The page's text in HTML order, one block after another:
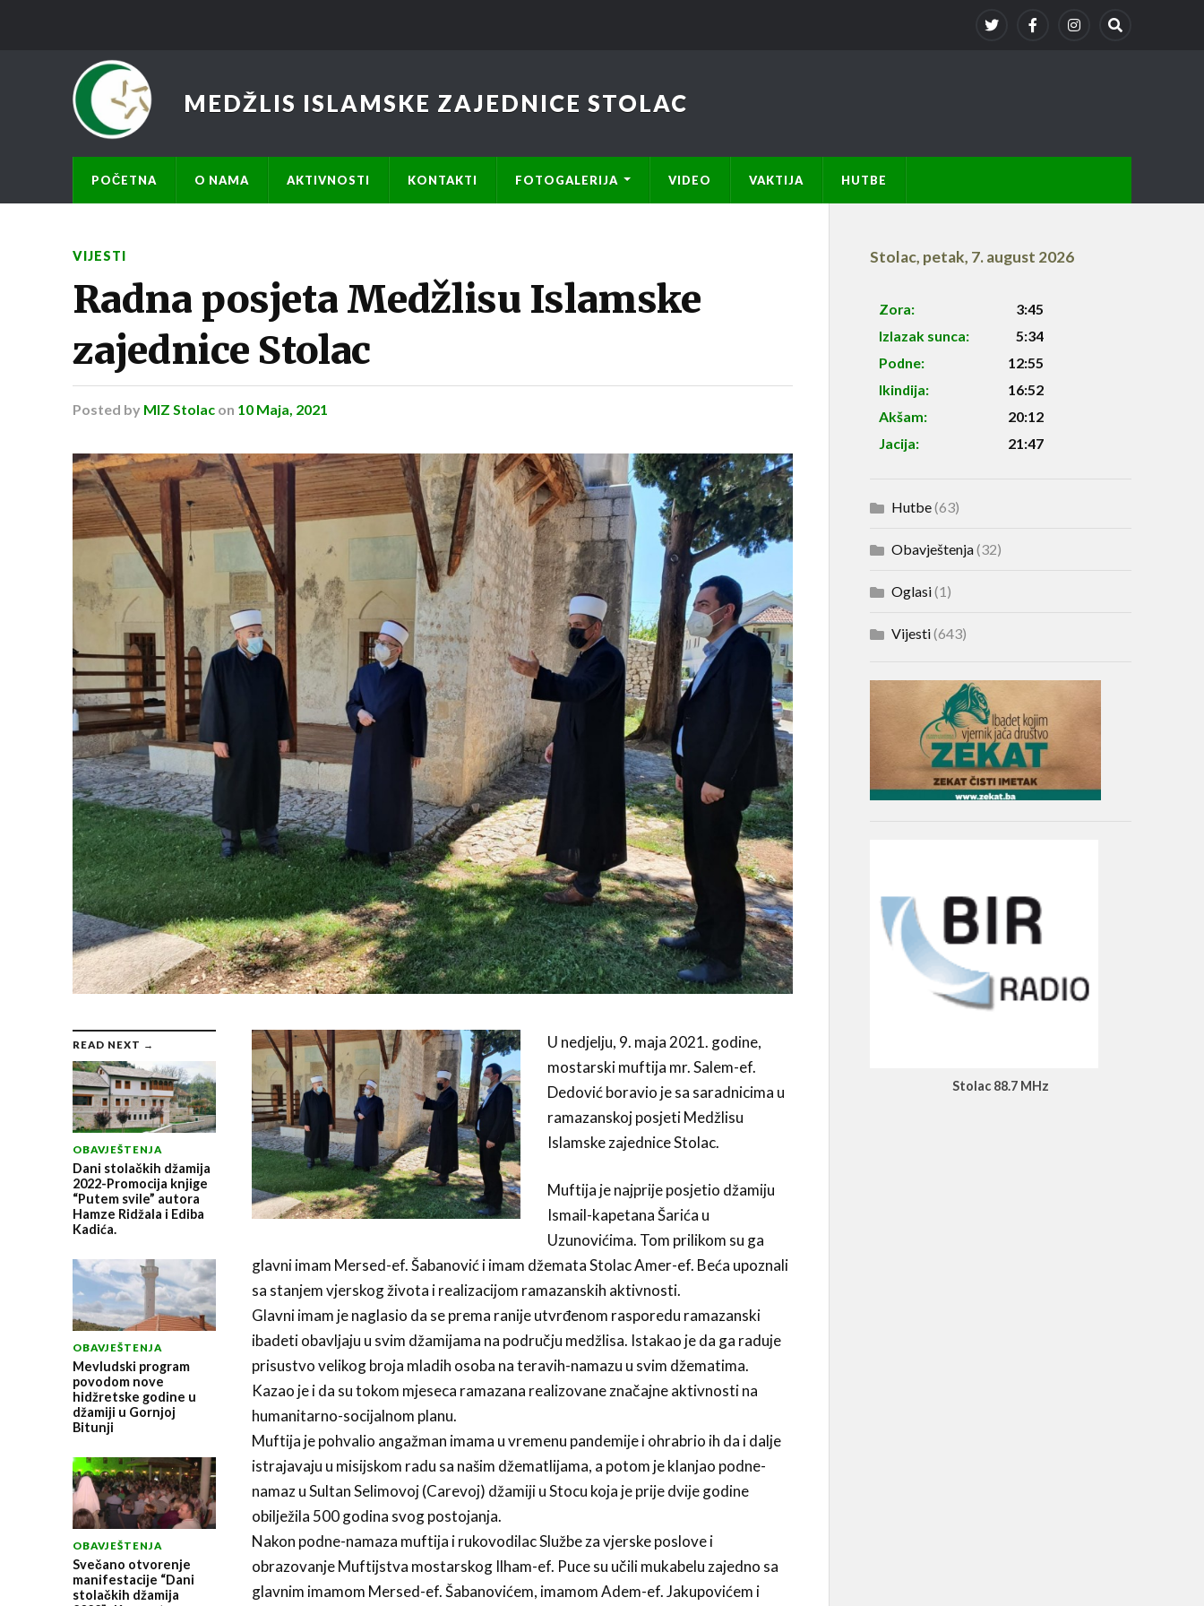
MEDŽLIS ISLAMSKE ZAJEDNICE STOLAC
POČETNA O NAMA AKTIVNOSTI KONTAKTI FOTOGALERIJA VIDEO VAKTIJA HUTBE
VIJESTI
Radna posjeta Medžlisu Islamske
zajednice Stolac
Posted by MIZ Stolac on 10 Maja, 2021
READ NEXT →
OBAVJEŠTENJA
Dani stolačkih džamija
2022-Promocija knjige
“Putem svile” autora
Hamze Ridžala i Ediba
Kadića.
OBAVJEŠTENJA
Mevludski program
povodom nove
hidžretske godine u
džamiji u Gornjoj
Bitunji
OBAVJEŠTENJA
Svečano otvorenje
manifestacije “Dani
stolačkih džamija
U nedjelju, 9. maja 2021. godine,
mostarski muftija mr. Salem-ef.
Dedović boravio je sa saradnicima u
ramazanskoj posjeti Medžlisu
Islamske zajednice Stolac.
Muftija je najprije posjetio džamiju
Ismail-kapetana Šarića u
Uzunovićima. Tom prilikom su ga
glavni imam Mersed-ef. Šabanović i imam džemata Stolac Amer-ef. Beća upoznali
sa stanjem vjerskog života i realizacijom ramazanskih aktivnosti.
Glavni imam je naglasio da se prema ranije utvrđenom rasporedu ramazanski
ibadeti obavljaju u svim džamijama na području medžlisa. Istakao je da ga raduje
prisustvo velikog broja mladih osoba na teravih-namazu u svim džematima.
Kazao je i da su tokom mjeseca ramazana realizovane značajne aktivnosti na
humanitarno-socijalnom planu.
Muftija je pohvalio angažman imama u vremenu pandemije i ohrabrio ih da i dalje
istrajavaju u misijskom radu sa našim džematlijama, a potom je klanjao podne-
namaz u Sultan Selimovoj (Carevoj) džamiji u Stocu koja je prije dvije godine
obilježila 500 godina svog postojanja.
Nakon podne-namaza muftija i rukovodilac Službe za vjerske poslove i
obrazovanje Muftijstva mostarskog Ilham-ef. Puce su učili mukabelu zajedno sa
glavnim imamom Mersed-ef. Šabanovićem, imamom Adem-ef. Jakupovićem i
Stolac, petak, 7. august 2026
Zora:
3:45
Izlazak sunca:
5:34
Podne:
12:55
Ikindija:
16:52
Akšam:
20:12
Jacija:
21:47
Hutbe(63)
Obavještenja(32)
Oglasi(1)
Vijesti(643)
Stolac 88.7 MHz